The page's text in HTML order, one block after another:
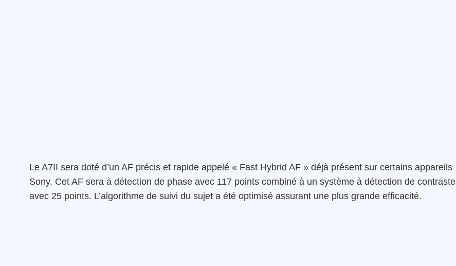
Le A7II sera doté d’un AF précis et rapide appelé « Fast Hybrid AF » déjà présent sur certains appareils
Sony. Cet AF sera à détection de phase avec 117 points combiné à un système à détection de contraste
avec 25 points. L’algorithme de suivi du sujet a été optimisé assurant une plus grande efficacité.